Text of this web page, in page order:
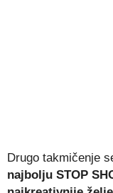
Drugo takmičenje
najbolju STOP